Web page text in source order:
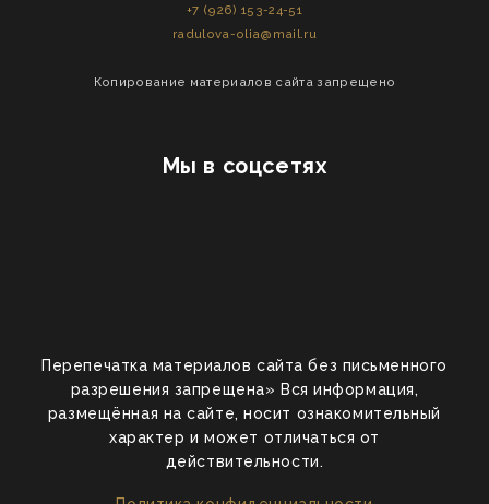
Мы в соцсетях
+7 (926) 153-24-51
radulova-olia@mail.ru
Копирование материалов сайта запрещено
Перепечатка материалов сайта без письменного
разрешения запрещена» Вся информация,
размещённая на сайте, носит ознакомительный
характер и может отличаться от
действительности.